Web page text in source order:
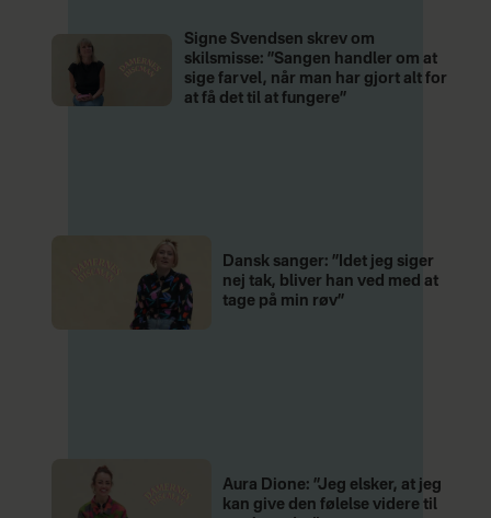
Signe Svendsen skrev om
skilsmisse: ”Sangen handler om at
sige farvel, når man har gjort alt for
at få det til at fungere”
Dansk sanger: ”Idet jeg siger
nej tak, bliver han ved med at
tage på min røv”
Aura Dione: ”Jeg elsker, at jeg
kan give den følelse videre til